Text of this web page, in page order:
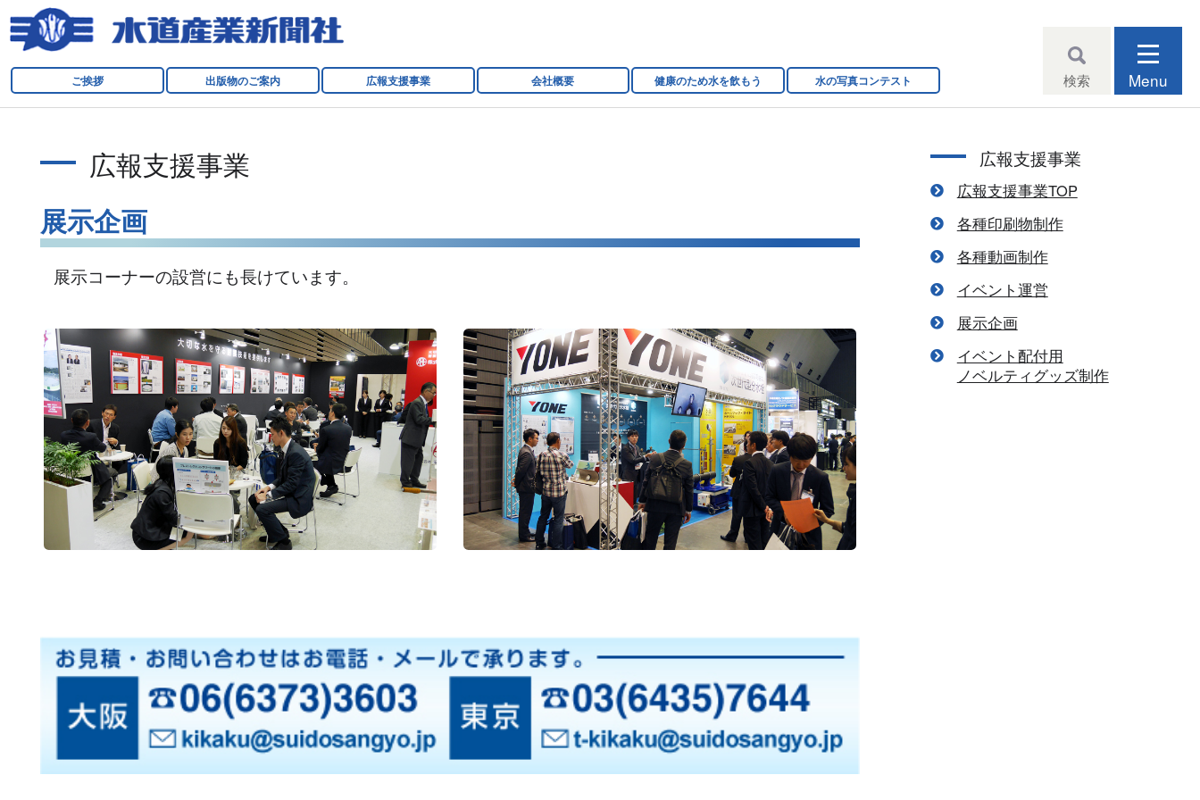
ご挨拶 出版物のご案内 広報支援事業 会社概要 健康のため水を飲もう 水の写真コンテスト Menu
検索
広報支援事業
展示企画
展示コーナーの設営にも長けています。
広報支援事業
広報支援事業TOP
各種印刷物制作
各種動画制作
イベント運営
展示企画
イベント配付用
ノベルティグッズ制作